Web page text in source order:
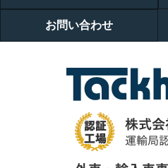
お問い合わせ